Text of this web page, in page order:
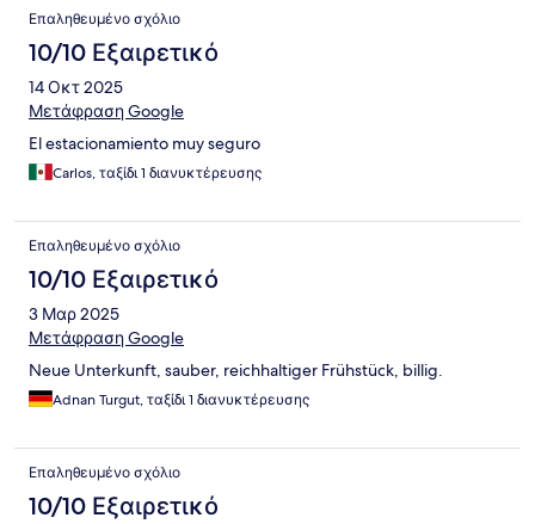
Επαληθευμένο σχόλιο
10/10 Εξαιρετικό
14 Οκτ 2025
Μετάφραση Google
El estacionamiento muy seguro
Carlos, ταξίδι 1 διανυκτέρευσης
Επαληθευμένο σχόλιο
10/10 Εξαιρετικό
3 Μαρ 2025
Μετάφραση Google
Neue Unterkunft, sauber, reichhaltiger Frühstück, billig.
Adnan Turgut, ταξίδι 1 διανυκτέρευσης
Επαληθευμένο σχόλιο
10/10 Εξαιρετικό